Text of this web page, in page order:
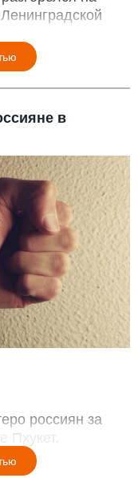
в
россиян за
Пхукет.